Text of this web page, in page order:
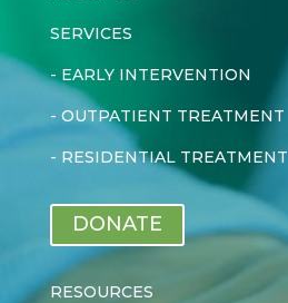
SERVICES
- EARLY INTERVENTION
- OUTPATIENT TREATMENT
- RESIDENTIAL TREATMENT
DONATE
RESOURCES